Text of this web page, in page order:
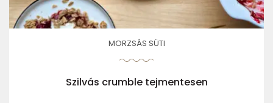
MORZSÁS SÜTI
Szilvás crumble tejmentesen